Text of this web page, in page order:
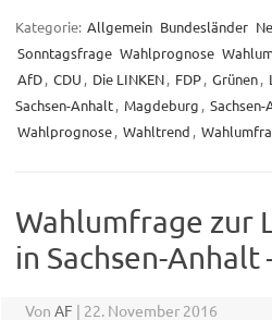
Kategorie: Allgemein Bundesländer
Sonntagsfrage Wahlprognose
AfD, CDU , Die LINKEN, FDP, Grünen,
Sachsen-Anhalt, Magdeburg ,
Wahlprognose, Wahltrend ,
Wahlumfrage zur
in Sachsen-Anhalt
Von AF | 22. November 2016